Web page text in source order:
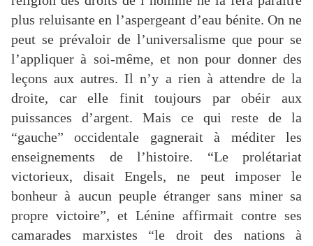
plus reluisante en l’aspergeant d’eau bénite. On ne
peut se prévaloir de l’universalisme que pour se
l’appliquer à soi-même, et non pour donner des
leçons aux autres. Il n’y a rien à attendre de la
droite, car elle finit toujours par obéir aux
puissances d’argent. Mais ce qui reste de la
“gauche” occidentale gagnerait à méditer les
enseignements de l’histoire. “Le prolétariat
victorieux, disait Engels, ne peut imposer le
bonheur à aucun peuple étranger sans miner sa
propre victoire”, et Lénine affirmait contre ses
camarades marxistes “le droit des nations à